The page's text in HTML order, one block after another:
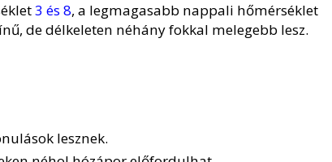
3 és 8, a legmagasabb nappali hőmérséklet
de délkeleten néhány fokkal melegebb lesz.
lesznek.